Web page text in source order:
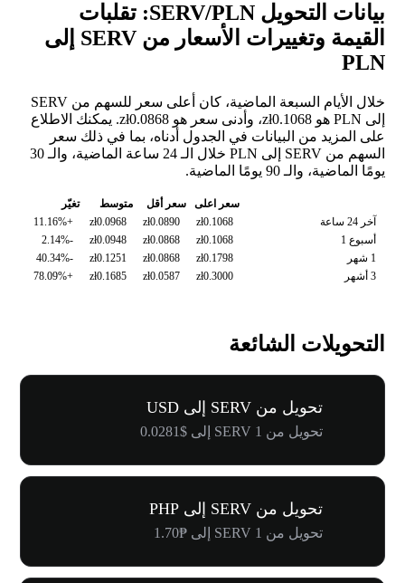
بيانات التحويل SERV/PLN: تقلبات
القيمة وتغييرات الأسعار من SERV إلى
PLN
خلال الأيام السبعة الماضية، كان أعلى سعر للسهم من SERV
إلى PLN هو zł0.1068، وأدنى سعر هو zł0.0868. يمكنك الاطلاع
على المزيد من البيانات في الجدول أدناه، بما في ذلك سعر
السهم من SERV إلى PLN خلال الـ 24 ساعة الماضية، والـ 30
يومًا الماضية، والـ 90 يومًا الماضية.
سعر اعلى سعر أقل متوسط
تغيّر
آخر 24 ساعة
zł0.1068
zł0.0890
zł0.0968
+11.16%
أسبوع 1
zł0.1068
zł0.0868
zł0.0948
-2.14%
1 شهر
zł0.1798
zł0.0868
zł0.1251
-40.34%
3 أشهر
zł0.3000
zł0.0587
zł0.1685
+78.09%
التحويلات الشائعة
تحويل من SERV إلى USD
تحويل من 1 SERV إلى $0.0281
تحويل من SERV إلى PHP
تحويل من 1 SERV إلى ₱1.70